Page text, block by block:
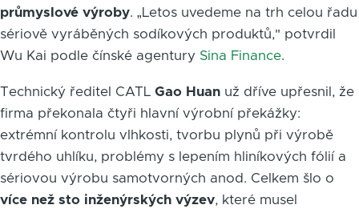
průmyslové výroby. „Letos uvedeme na trh celou řadu
sériově vyráběných sodíkových produktů," potvrdil
Wu Kai podle čínské agentury Sina Finance.
Technický ředitel CATL Gao Huan už dříve upřesnil, že
firma překonala čtyři hlavní výrobní překážky:
extrémní kontrolu vlhkosti, tvorbu plynů při výrobě
tvrdého uhlíku, problémy s lepením hliníkových fólií a
sériovou výrobu samotvorných anod. Celkem šlo o
více než sto inženýrských výzev, které musel